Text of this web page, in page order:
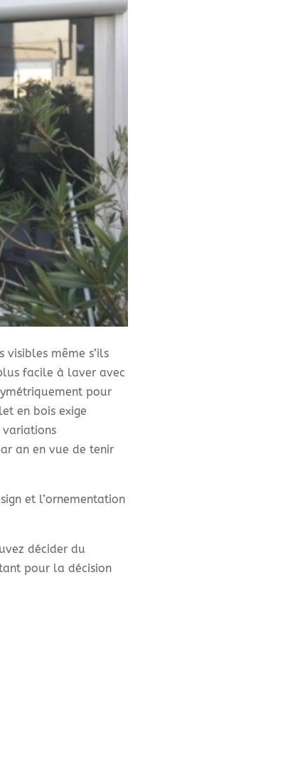
visibles même s’ils
facile à laver avec
pour
en bois exige
variations
an en vue de tenir
et l’ornementation
décider du
pour la décision